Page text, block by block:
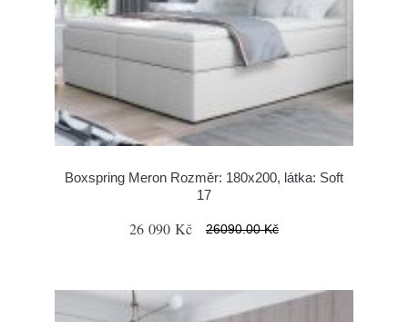
Boxspring Meron Rozměr: 180x200, látka: Soft
17
26 090 Kč 26090.00 Kč